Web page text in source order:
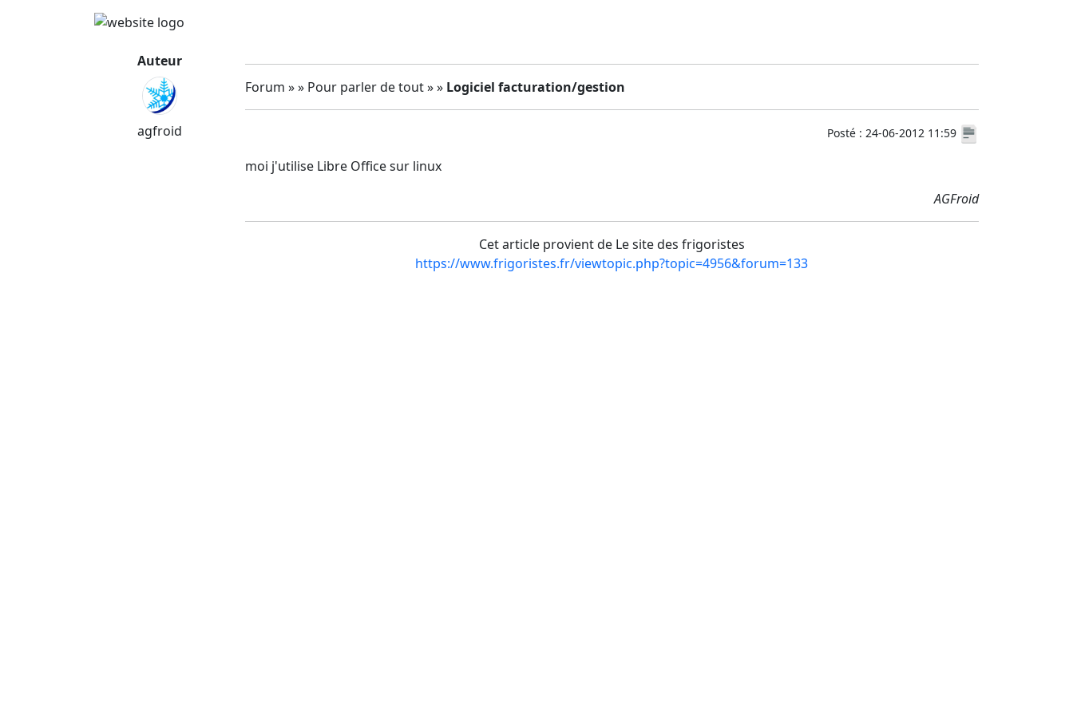
Auteur
agfroid
Forum » » Pour parler de tout » » Logiciel facturation/gestion
Posté : 24-06-2012 11:59
moi j'utilise Libre Office sur linux
AGFroid
Cet article provient de Le site des frigoristes
https://www.frigoristes.fr/viewtopic.php?topic=4956&forum=133